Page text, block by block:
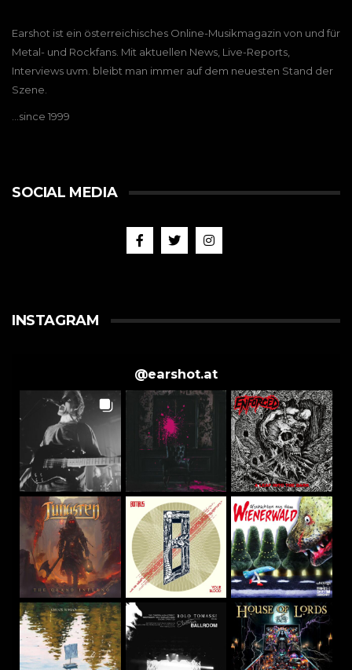
Earshot ist ein österreichisches Online-Musikmagazin von und für
Metal- und Rockfans. Mit aktuellen News, Live-Reports,
Interviews uvm. bleibt man immer auf dem neuesten Stand der
Szene.
…since 1999
SOCIAL MEDIA
INSTAGRAM
@earshot.at